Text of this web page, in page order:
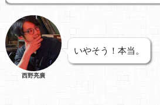
西野亮廣
いやそう！本当。